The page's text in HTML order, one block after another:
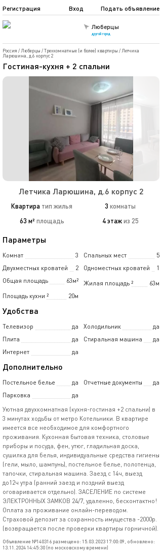
Люберцы
другой город
Подать объявление
Регистрация Вход
Россия / Люберцы /Трехкомнатные (и более) квартиры / Летчика
Ларюшина, д.6 корпус 2
Гостиная-кухня + 2 спальни
Летчика Ларюшина, д.6 корпус 2
Квартира тип жилья 3 комнаты
63 м² площадь 4 этаж из 25
Параметры
Комнат 3 Спальных мест
5
Двухместных кроватей
2 Одноместных кроватей
1
Общая площадь
63м² Жилая площадь 63м
²
Площадь кухни
20м
²
Удобства
Телевизор да Холодильник
да
Плита
да Стиральная машина
да
Интернет
да
Дополнительно
Постельное белье да Отчетные документы
да
Парковка
да
Уютная двухкомнатная (кухня-гостиная +2 спальни) в
3 минутах ходьбы от метро Котельники. В квартире
имеется все необходимое для комфортного
проживания. Кухонная бытовая техника, столовые
приборы и посуда, фен, утюг, гладильная доска,
сушилка для белья, индивидуальные средства гигиены
(гели, мыло, шампунь), постельное белье, полотенца,
тапочки, стиральная машина. Заезд с 14ч, выезд
до12ч утра (ранний заезд и поздний выезд
оговаривается отдельно). ЗАСЕЛЕНИЕ по системе
ЭЛЕКТРОННЫХ ЗАМКОВ 24/7, удаленно, бесконтактно!
Оплата за проживание онлайн-переводом.
Страховой депозит за сохранность имущества -2000р.
(возвращается после проверки квартиры горничной).
Объявление №140316 размещено: 15.03.2023 17:00:09, обновлено:
13.11.2024 14:45:30 (по московскому времени)